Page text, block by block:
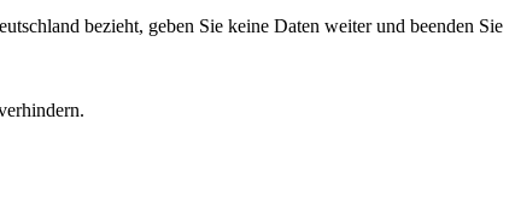
bezieht, geben Sie keine Daten weiter und beenden Sie